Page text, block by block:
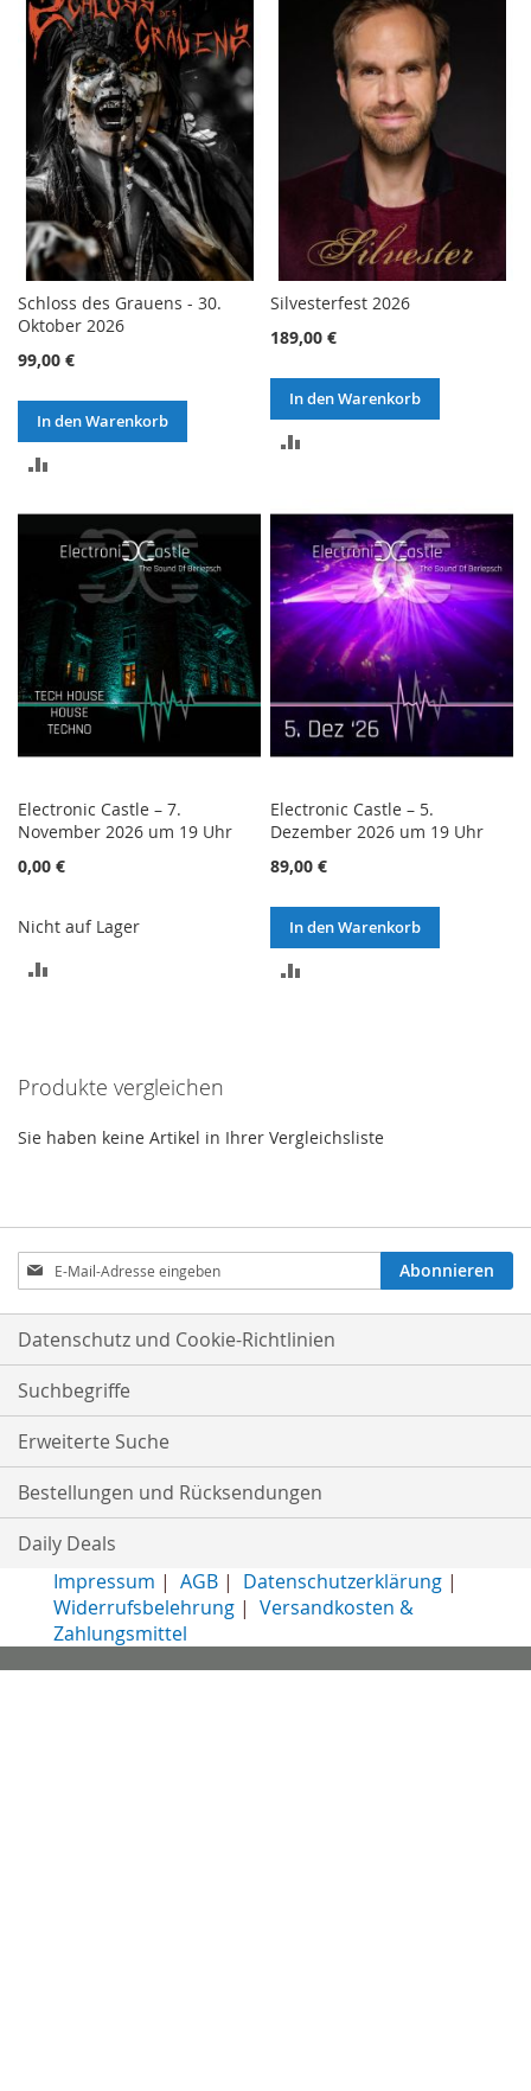
HINZUFÜGEN
HINZUFÜGEN
Schloss des Grauens - 30.
Oktober 2026
99,00 €
In den Warenkorb
HINZUFÜGEN
Silvesterfest 2026
189,00 €
In den Warenkorb
HINZUFÜGEN
Electronic Castle – 7.
November 2026 um 19 Uhr
0,00 €
Nicht auf Lager
Electronic Castle – 5.
Dezember 2026 um 19 Uhr
89,00 €
In den Warenkorb
Produkte vergleichen
Sie haben keine Artikel in Ihrer Vergleichsliste
Anmeldung
zum
Newsletter:
Abonnieren
Datenschutz und Cookie-Richtlinien
Suchbegriffe
Erweiterte Suche
Bestellungen und Rücksendungen
Daily Deals
Impressum | AGB| Datenschutzerklärung|
Widerrufsbelehrung| Versandkosten &
Zahlungsmittel